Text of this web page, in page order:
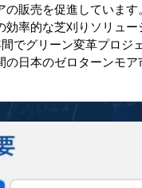
販売を促進していま
率的な芝刈りソリュ
でグリーン変革プロ
日本のゼロターンモ